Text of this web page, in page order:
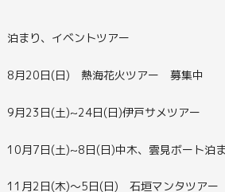
泊まり、イベントツアー
8月20日(日) 熱海花火ツアー 募集中
9月23日(土)~24日(日)伊戸サメツアー
10月7日(土)~8日(日)中木、雲見ボート泊
11月2日(木)～5日(日) 石垣マンタツアー